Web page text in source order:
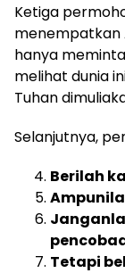
Ketiga
menempatkan
hanya
melihat dunia
Tuhan
Selanjutnya,
Berilah
Tetapi